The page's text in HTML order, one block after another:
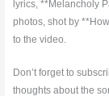
lyrics, **Melancholy
photos, shot by
to the video.
Don’t forget to
thoughts about the